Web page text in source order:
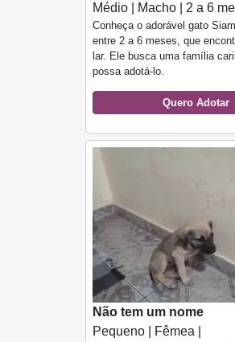
Médio | Macho | 2 a 6
Conheça o adorável gato
entre 2 a 6 meses, que
lar. Ele busca uma família
possa adotá-lo.
Quero Adotar
Não tem um nome
Pequeno | Fêmea |